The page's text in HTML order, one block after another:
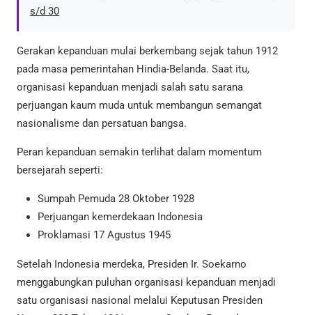
s/d 30
Gerakan kepanduan mulai berkembang sejak tahun 1912
pada masa pemerintahan Hindia-Belanda. Saat itu,
organisasi kepanduan menjadi salah satu sarana
perjuangan kaum muda untuk membangun semangat
nasionalisme dan persatuan bangsa.
Peran kepanduan semakin terlihat dalam momentum
bersejarah seperti:
Sumpah Pemuda 28 Oktober 1928
Perjuangan kemerdekaan Indonesia
Proklamasi 17 Agustus 1945
Setelah Indonesia merdeka, Presiden Ir. Soekarno
menggabungkan puluhan organisasi kepanduan menjadi
satu organisasi nasional melalui Keputusan Presiden